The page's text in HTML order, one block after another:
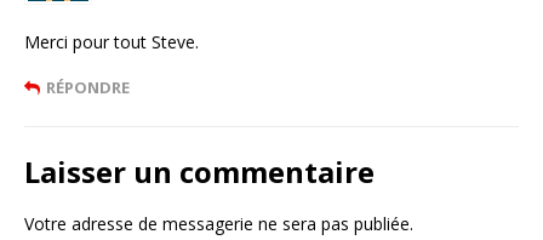
Merci pour tout Steve.
RÉPONDRE
Laisser un commentaire
Votre adresse de messagerie ne sera pas publiée.